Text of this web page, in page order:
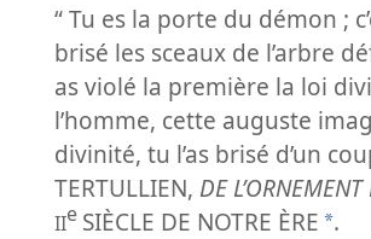
“ Tu es la porte du démon ;
brisé les sceaux de l’arbre
as violé la première la loi
l’homme, cette auguste
divinité, tu l’as brisé d’un
TERTULLIEN, DE
IIe SIÈCLE DE NOTRE ÈRE *.